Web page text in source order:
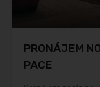
PRONÁJEM
PACE